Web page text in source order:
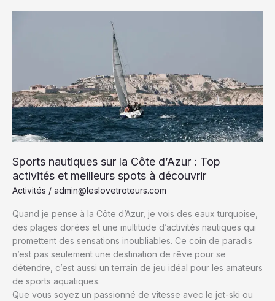
:
Artisanaux
de
la
Région
Sports nautiques sur la Côte d’Azur : Top
activités et meilleurs spots à découvrir
Activités / admin@leslovetroteurs.com
Quand je pense à la Côte d’Azur, je vois des eaux turquoise,
des plages dorées et une multitude d’activités nautiques qui
promettent des sensations inoubliables. Ce coin de paradis
n’est pas seulement une destination de rêve pour se
détendre, c’est aussi un terrain de jeu idéal pour les amateurs
de sports aquatiques.
Que vous soyez un passionné de vitesse avec le jet-ski ou